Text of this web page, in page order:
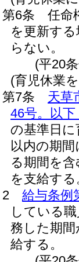
第6条
任命
を更新す
らない。
(平20
(育児休業
第7条
天草
46号。以
の基準日
以内の期
る期間を含
を支給する
2
給与条例
している
務した期
給する。